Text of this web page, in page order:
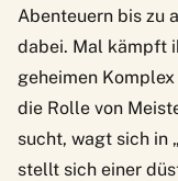
Abenteuern bis zu
dabei. Mal kämpft
geheimen
die Rolle von
sucht, wagt sich in
stellt sich einer